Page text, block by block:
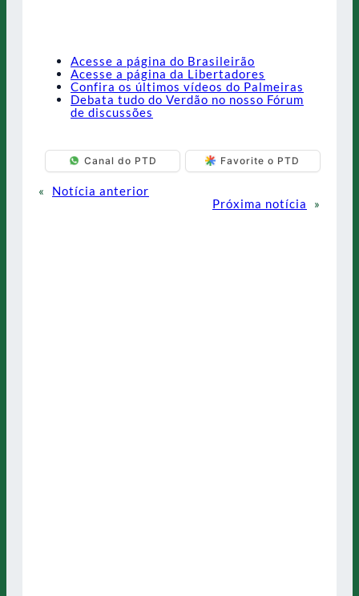
Acesse a página do Brasileirão
Acesse a página da Libertadores
Confira os últimos vídeos do Palmeiras
Debata tudo do Verdão no nosso Fórum
de discussões
Canal do PTD Favorite o PTD
«
Notícia anterior
Próxima notícia
»